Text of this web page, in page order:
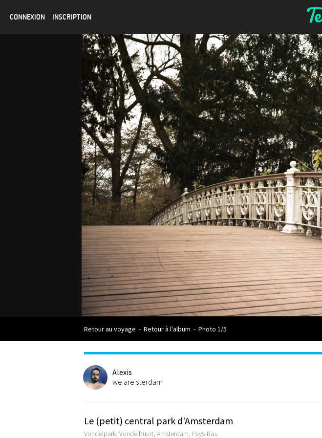
CONNEXION INSCRIPTION
Retour au voyage - Retour à l'album - Photo 1/5
Alexis
we are sterdam
Le (petit) central park d'Amsterdam
Vondelpark, Vondelbuurt, Amsterdam, Pays-Bas